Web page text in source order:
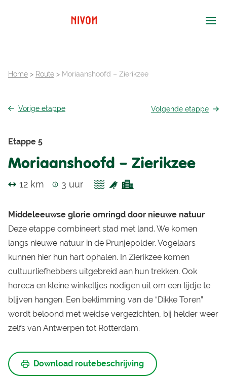
Home > Route > Moriaanshoofd – Zierikzee
Vorige etappe Volgende etappe
Etappe 5
Moriaanshoofd – Zierikzee
12 km 3 uur
Middeleeuwse glorie omringd door nieuwe natuur
Deze etappe combineert stad met land. We komen
langs nieuwe natuur in de Prunjepolder. Vogelaars
kunnen hier hun hart ophalen. In Zierikzee komen
cultuurliefhebbers uitgebreid aan hun trekken. Ook
horeca en kleine winkeltjes nodigen uit om een tijdje te
blijven hangen. Een beklimming van de “Dikke Toren”
wordt beloond met weidse vergezichten, bij helder weer
zelfs van Antwerpen tot Rotterdam.
Download routebeschrijving